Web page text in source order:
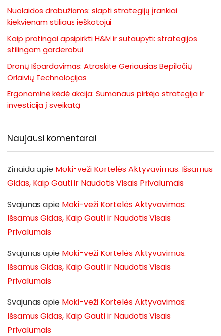
Nuolaidos drabužiams: slapti strategijų įrankiai
kiekvienam stiliaus ieškotojui
Kaip protingai apsipirkti H&M ir sutaupyti: strategijos
stilingam garderobui
Dronų Išpardavimas: Atraskite Geriausias Bepiločių
Orlaivių Technologijas
Ergonominė kėdė akcija: Sumanaus pirkėjo strategija ir
investicija į sveikatą
Naujausi komentarai
Zinaidaapie Moki-veži Kortelės Aktyvavimas: Išsamus
Gidas, Kaip Gauti ir Naudotis Visais Privalumais
Svajunas apie Moki-veži Kortelės Aktyvavimas:
Išsamus Gidas, Kaip Gauti ir Naudotis Visais
Privalumais
Svajunas apie Moki-veži Kortelės Aktyvavimas:
Išsamus Gidas, Kaip Gauti ir Naudotis Visais
Privalumais
Svajunas apie Moki-veži Kortelės Aktyvavimas:
Išsamus Gidas, Kaip Gauti ir Naudotis Visais
Privalumais